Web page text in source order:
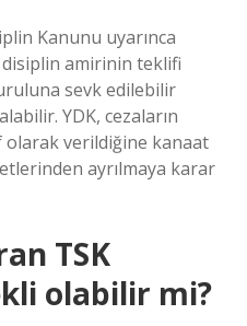
Kanunu uyarınca
amirinin teklifi
sevk edilebilir
YDK, cezaların
verildiğine kanaat
ayrılmaya karar
TSK
olabilir mi?